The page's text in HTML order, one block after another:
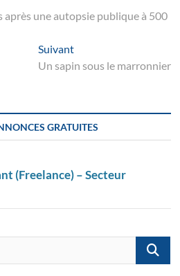
une autopsie publique à 500
SuivantSuivant
post:
Un sapin sous le marronnier
GRATUITES
(Freelance) – Secteur
…